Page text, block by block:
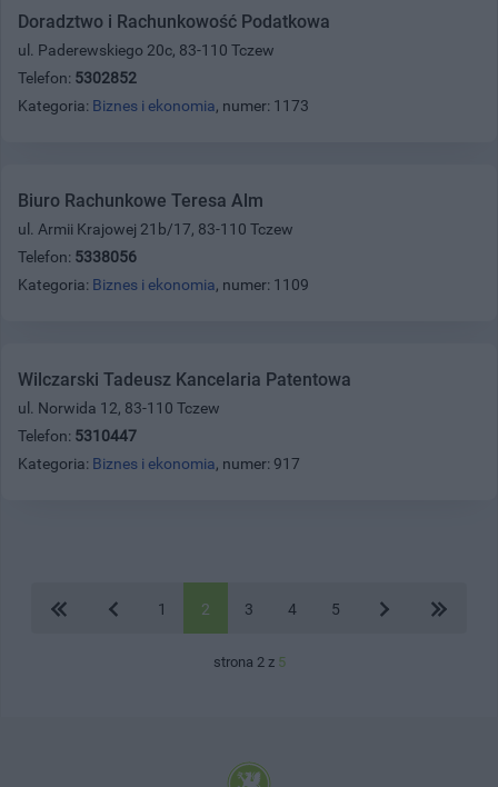
Doradztwo i Rachunkowość Podatkowa
ul. Paderewskiego 20c, 83-110 Tczew
Telefon: 5302852
Kategoria: Biznes i ekonomia, numer: 1173
Biuro Rachunkowe Teresa Alm
ul. Armii Krajowej 21b/17, 83-110 Tczew
Telefon: 5338056
Kategoria: Biznes i ekonomia, numer: 1109
Wilczarski Tadeusz Kancelaria Patentowa
ul. Norwida 12, 83-110 Tczew
Telefon: 5310447
Kategoria: Biznes i ekonomia, numer: 917
1 2 3 4 5
strona 2 z 5